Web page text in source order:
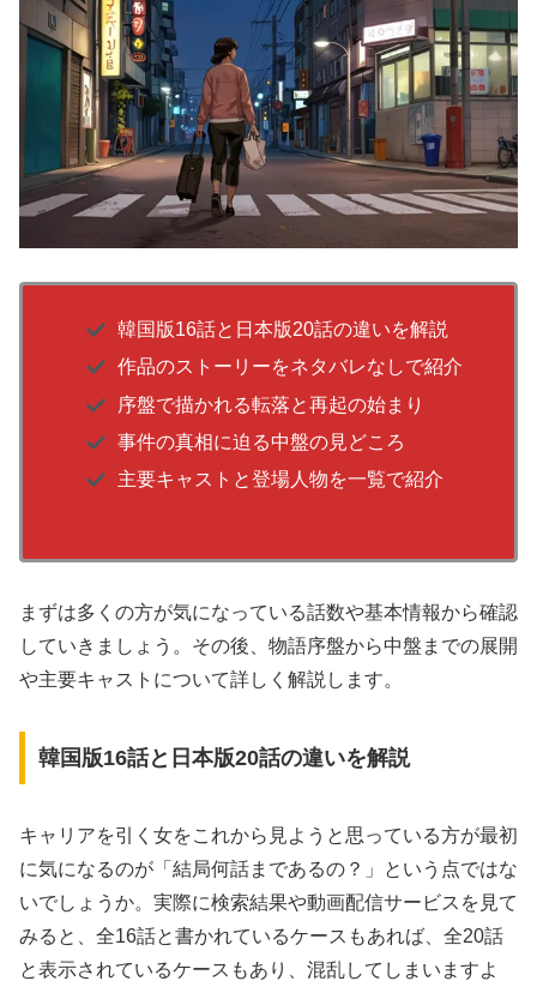
韓国版16話と日本版20話の違いを解説
作品のストーリーをネタバレなしで紹介
序盤で描かれる転落と再起の始まり
事件の真相に迫る中盤の見どころ
主要キャストと登場人物を一覧で紹介
まずは多くの方が気になっている話数や基本情報から確認
していきましょう。その後、物語序盤から中盤までの展開
や主要キャストについて詳しく解説します。
韓国版16話と日本版20話の違いを解説
キャリアを引く女をこれから見ようと思っている方が最初
に気になるのが「結局何話まであるの？」という点ではな
いでしょうか。実際に検索結果や動画配信サービスを見て
みると、全16話と書かれているケースもあれば、全20話
と表示されているケースもあり、混乱してしまいますよ